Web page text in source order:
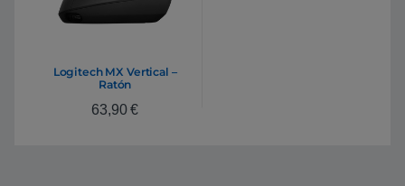
Logitech MX Vertical –
Ratón
63,90€